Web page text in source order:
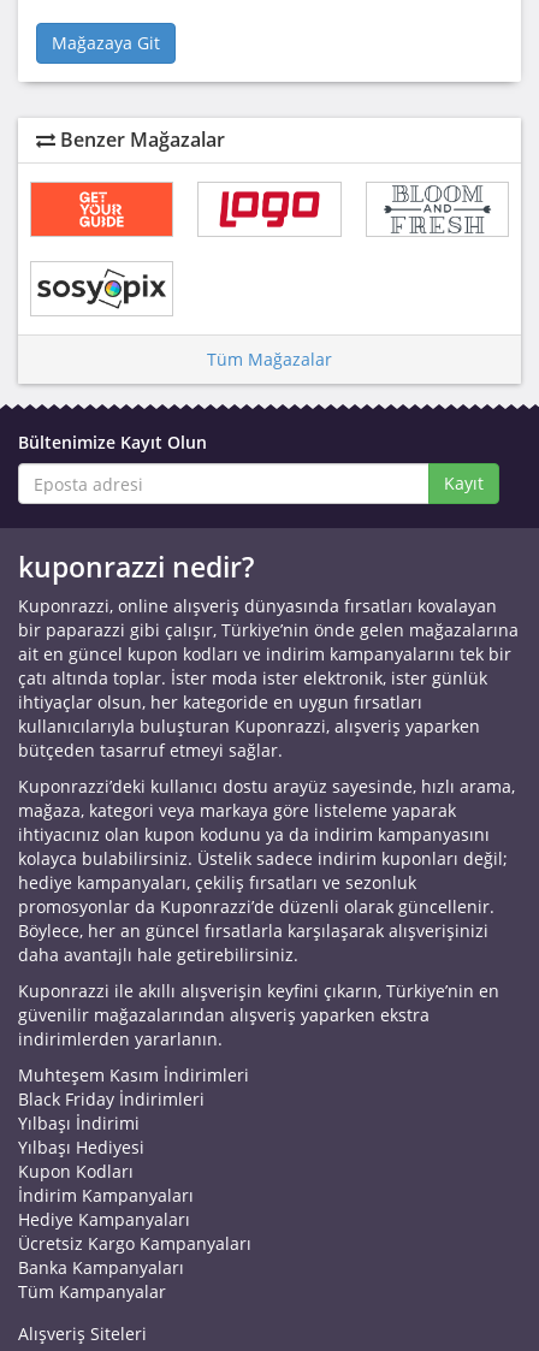
Mağazaya Git
Benzer Mağazalar
Tüm Mağazalar
Bültenimize Kayıt Olun
Kayıt
kuponrazzi nedir?
Kuponrazzi, online alışveriş dünyasında fırsatları kovalayan
bir paparazzi gibi çalışır, Türkiye’nin önde gelen mağazalarına
ait en güncel kupon kodları ve indirim kampanyalarını tek bir
çatı altında toplar. İster moda ister elektronik, ister günlük
ihtiyaçlar olsun, her kategoride en uygun fırsatları
kullanıcılarıyla buluşturan Kuponrazzi, alışveriş yaparken
bütçeden tasarruf etmeyi sağlar.
Kuponrazzi’deki kullanıcı dostu arayüz sayesinde, hızlı arama,
mağaza, kategori veya markaya göre listeleme yaparak
ihtiyacınız olan kupon kodunu ya da indirim kampanyasını
kolayca bulabilirsiniz. Üstelik sadece indirim kuponları değil;
hediye kampanyaları, çekiliş fırsatları ve sezonluk
promosyonlar da Kuponrazzi’de düzenli olarak güncellenir.
Böylece, her an güncel fırsatlarla karşılaşarak alışverişinizi
daha avantajlı hale getirebilirsiniz.
Kuponrazzi ile akıllı alışverişin keyfini çıkarın, Türkiye’nin en
güvenilir mağazalarından alışveriş yaparken ekstra
indirimlerden yararlanın.
Muhteşem Kasım İndirimleri
Black Friday İndirimleri
Yılbaşı İndirimi
Yılbaşı Hediyesi
Kupon Kodları
İndirim Kampanyaları
Hediye Kampanyaları
Ücretsiz Kargo Kampanyaları
Banka Kampanyaları
Tüm Kampanyalar
Alışveriş Siteleri